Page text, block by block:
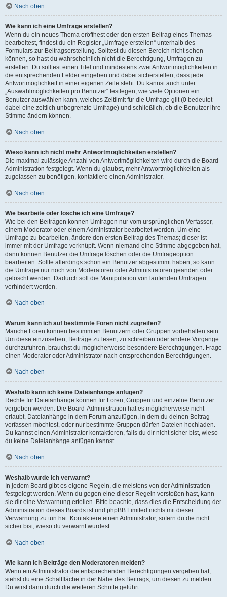
Nach oben
Wie kann ich eine Umfrage erstellen?
Wenn du ein neues Thema eröffnest oder den ersten Beitrag eines Themas
bearbeitest, findest du ein Register „Umfrage erstellen“ unterhalb des
Formulars zur Beitragserstellung. Solltest du diesen Bereich nicht sehen
können, so hast du wahrscheinlich nicht die Berechtigung, Umfragen zu
erstellen. Du solltest einen Titel und mindestens zwei Antwortmöglichkeiten in
die entsprechenden Felder eingeben und dabei sicherstellen, dass jede
Antwortmöglichkeit in einer eigenen Zeile steht. Du kannst auch unter
„Auswahlmöglichkeiten pro Benutzer“ festlegen, wie viele Optionen ein
Benutzer auswählen kann, welches Zeitlimit für die Umfrage gilt (0 bedeutet
dabei eine zeitlich unbegrenzte Umfrage) und schließlich, ob die Benutzer ihre
Stimme ändern können.
Nach oben
Wieso kann ich nicht mehr Antwortmöglichkeiten erstellen?
Die maximal zulässige Anzahl von Antwortmöglichkeiten wird durch die Board-
Administration festgelegt. Wenn du glaubst, mehr Antwortmöglichkeiten als
zugelassen zu benötigen, kontaktiere einen Administrator.
Nach oben
Wie bearbeite oder lösche ich eine Umfrage?
Wie bei den Beiträgen können Umfragen nur vom ursprünglichen Verfasser,
einem Moderator oder einem Administrator bearbeitet werden. Um eine
Umfrage zu bearbeiten, ändere den ersten Beitrag des Themas; dieser ist
immer mit der Umfrage verknüpft. Wenn niemand eine Stimme abgegeben hat,
dann können Benutzer die Umfrage löschen oder die Umfrageoption
bearbeiten. Sollte allerdings schon ein Benutzer abgestimmt haben, so kann
die Umfrage nur noch von Moderatoren oder Administratoren geändert oder
gelöscht werden. Dadurch soll die Manipulation von laufenden Umfragen
verhindert werden.
Nach oben
Warum kann ich auf bestimmte Foren nicht zugreifen?
Manche Foren können bestimmten Benutzern oder Gruppen vorbehalten sein.
Um diese einzusehen, Beiträge zu lesen, zu schreiben oder andere Vorgänge
durchzuführen, brauchst du möglicherweise besondere Berechtigungen. Frage
einen Moderator oder Administrator nach entsprechenden Berechtigungen.
Nach oben
Weshalb kann ich keine Dateianhänge anfügen?
Rechte für Dateianhänge können für Foren, Gruppen und einzelne Benutzer
vergeben werden. Die Board-Administration hat es möglicherweise nicht
erlaubt, Dateianhänge in dem Forum anzufügen, in dem du deinen Beitrag
verfassen möchtest, oder nur bestimmte Gruppen dürfen Dateien hochladen.
Du kannst einen Administrator kontaktieren, falls du dir nicht sicher bist, wieso
du keine Dateianhänge anfügen kannst.
Nach oben
Weshalb wurde ich verwarnt?
In jedem Board gibt es eigene Regeln, die meistens von der Administration
festgelegt werden. Wenn du gegen eine dieser Regeln verstoßen hast, kann
sie dir eine Verwarnung erteilen. Bitte beachte, dass dies die Entscheidung der
Administration dieses Boards ist und phpBB Limited nichts mit dieser
Verwarnung zu tun hat. Kontaktiere einen Administrator, sofern du die nicht
sicher bist, wieso du verwarnt wurdest.
Nach oben
Wie kann ich Beiträge den Moderatoren melden?
Wenn ein Administrator die entsprechenden Berechtigungen vergeben hat,
siehst du eine Schaltfläche in der Nähe des Beitrags, um diesen zu melden.
Du wirst dann durch die weiteren Schritte geführt.